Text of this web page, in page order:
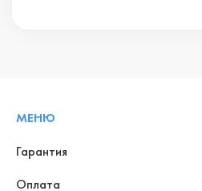
МЕНЮ
Гарантия
Оплата